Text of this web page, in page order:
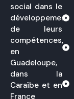
social dans le
développement
de leurs
compétences,
en
Guadeloupe,
dans la
Caraïbe et en
France